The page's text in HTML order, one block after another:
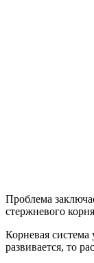
Проблема
стержневого
Корневая система
развивается, то